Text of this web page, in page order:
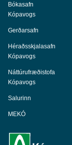
Bókasafn
Kópavogs
Gerðarsafn
Héraðsskjalasafn
Kópavogs
Náttúrufræðistofa
Kópavogs
Salurinn
MEKÓ